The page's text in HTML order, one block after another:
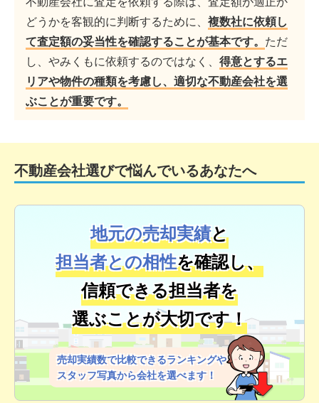
どうかを客観的に判断するために、 複数社に依頼し
て査定額の妥当性を確認することが基本です。 ただ
し、やみくもに依頼するのではなく、 得意とするエ
リアや物件の種類を考慮し、適切な不動産会社を選
ぶことが重要です。
不動産会社選びで悩んでいるあなたへ
地元の売却実績と
担当者との相性を確認し、
信頼できる担当者を
選ぶことが大切です！
売却実績数で比較できるランキングや
スタッフ写真から会社を選べます！